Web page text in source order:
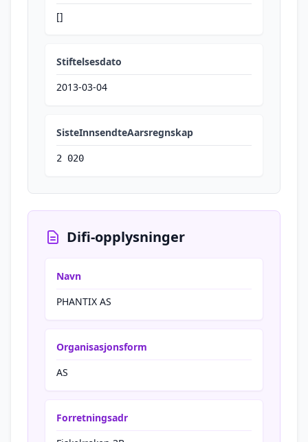
[]
Stiftelsesdato
2013-03-04
SisteInnsendteAarsregnskap
2 020
Difi-opplysninger
Navn
PHANTIX AS
Organisasjonsform
AS
Forretningsadr